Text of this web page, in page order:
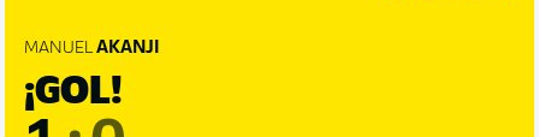
MANUEL AKANJI
¡GOL!